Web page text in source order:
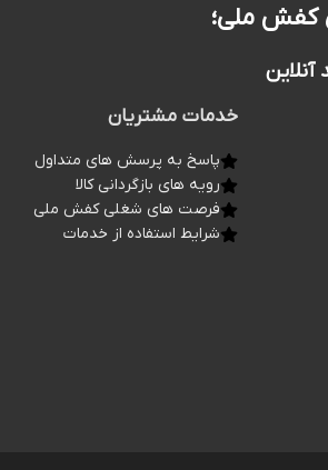
کفش ملی؛
آنلاین
خدمات مشتریان
پاسخ به پرسش های متداول
رویه های بازگردانی کالا
فرصت های شغلی کفش ملی
شرایط استفاده از خدمات